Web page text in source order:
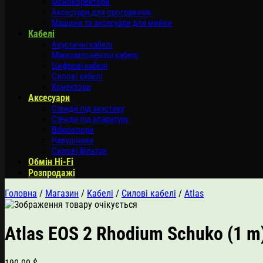
Аксесуари для програвачів
Машини та аксесуари для мийки
Кабелі
Акустичні кабелі
Міжкомпонентні кабелі
Цифрові кабелі
Силові кабелі
Конектори
Аксесуари
Стенди під акустику
Стенди під апаратуру
Віброопори
Навушники
Силові фільтри
Обмін Hi-Fi
Розпродажі
Головна / Магазин / Кабелі / Силові кабелі / Atlas
Atlas EOS 2 Rhodium Schuko (1